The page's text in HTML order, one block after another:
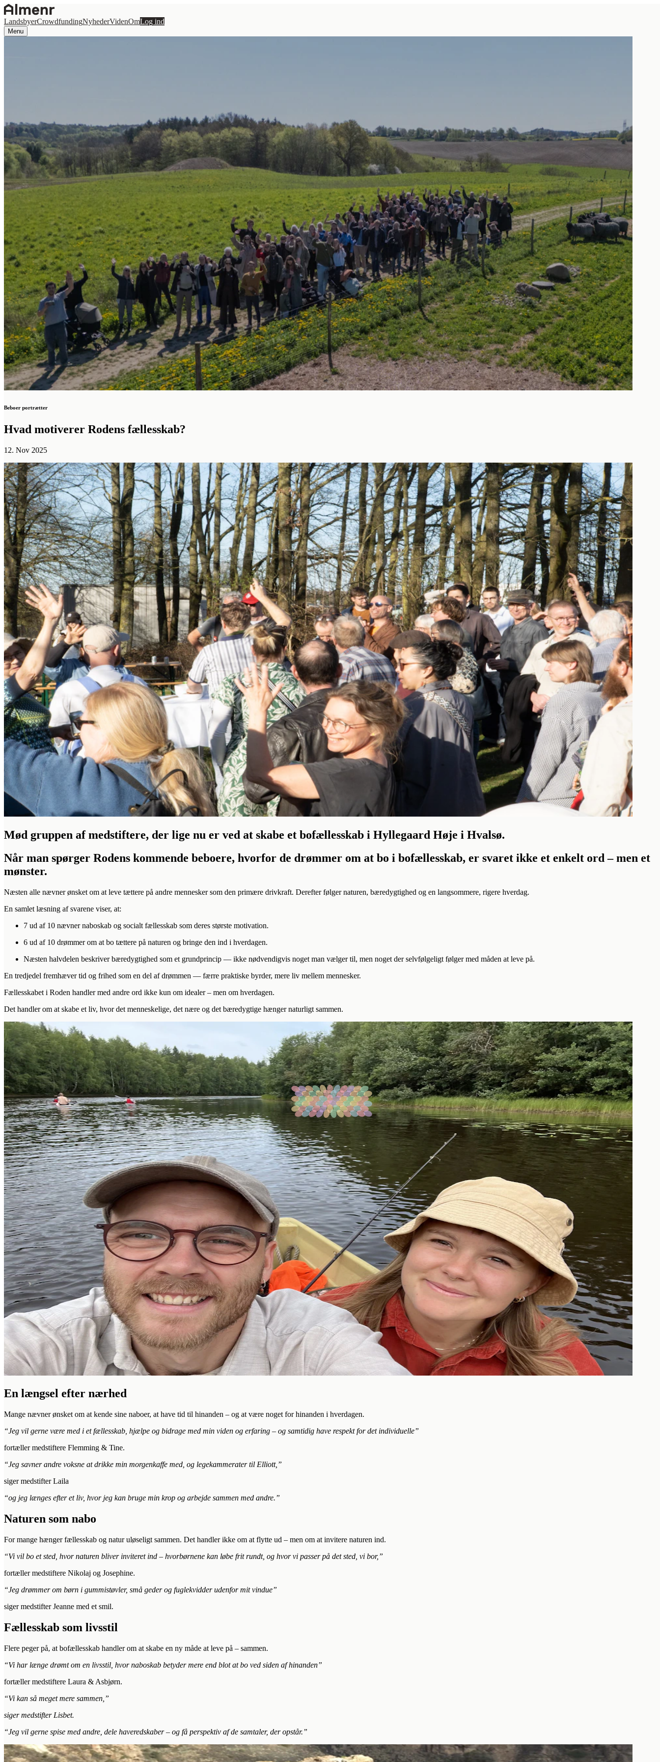
LandsbyerCrowdfundingNyhederVidenOmLog ind
Menu
Beboer portrætter
Hvad motiverer Rodens fællesskab?
12. Nov 2025
Mød gruppen af medstiftere, der lige nu er ved at skabe et bofællesskab i Hyllegaard Høje i Hvalsø.
Når man spørger Rodens kommende beboere, hvorfor de drømmer om at bo i bofællesskab, er svaret ikke et enkelt ord – men et
mønster.
Næsten alle nævner ønsket om at leve tættere på andre mennesker som den primære drivkraft. Derefter følger naturen, bæredygtighed og en langsommere, rigere hverdag.
En samlet læsning af svarene viser, at:
7 ud af 10 nævner naboskab og socialt fællesskab som deres største motivation.
6 ud af 10 drømmer om at bo tættere på naturen og bringe den ind i hverdagen.
Næsten halvdelen beskriver bæredygtighed som et grundprincip — ikke nødvendigvis noget man vælger til, men noget der selvfølgeligt følger med måden at leve på.
En tredjedel fremhæver tid og frihed som en del af drømmen — færre praktiske byrder, mere liv mellem mennesker.
Fællesskabet i Roden handler med andre ord ikke kun om idealer – men om hverdagen.
Det handler om at skabe et liv, hvor det menneskelige, det nære og det bæredygtige hænger naturligt sammen.
En længsel efter nærhed
Mange nævner ønsket om at kende sine naboer, at have tid til hinanden – og at være noget for hinanden i hverdagen.
“Jeg vil gerne være med i et fællesskab, hjælpe og bidrage med min viden og erfaring – og samtidig have respekt for det individuelle”
fortæller medstiftere Flemming & Tine.
“Jeg savner andre voksne at drikke min morgenkaffe med, og legekammerater til Elliott,”
siger medstifter Laila
“og jeg længes efter et liv, hvor jeg kan bruge min krop og arbejde sammen med andre.”
Naturen som nabo
For mange hænger fællesskab og natur uløseligt sammen. Det handler ikke om at flytte ud – men om at invitere naturen ind.
“Vi vil bo et sted, hvor naturen bliver inviteret ind – hvorbørnene kan løbe frit rundt, og hvor vi passer på det sted, vi bor,”
fortæller medstiftere Nikolaj og Josephine.
“Jeg drømmer om børn i gummistøvler, små geder og fuglekvidder udenfor mit vindue”
siger medstifter Jeanne med et smil.
‍‍Fællesskab som livsstil
Flere peger på, at bofællesskab handler om at skabe en ny måde at leve på – sammen.
“Vi har længe drømt om en livsstil, hvor naboskab betyder mere end blot at bo ved siden af hinanden”
fortæller medstiftere Laura & Asbjørn.
“Vi kan så meget mere sammen,”
siger medstifter Lisbet.
“Jeg vil gerne spise med andre, dele haveredskaber – og få perspektiv af de samtaler, der opstår.”